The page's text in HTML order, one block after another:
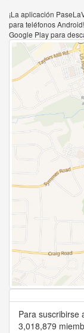
¡La aplicación
para teléfonos
Google Play para
Para suscribirse
3,018,879